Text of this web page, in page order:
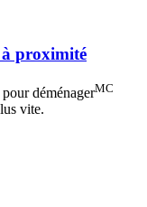
à proximité
déménagerMC
vite.